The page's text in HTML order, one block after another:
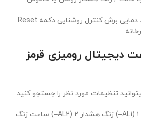
دکمه Down : تبدیل واحد دمایی برش کنترل روشنایی دکمه Reset:
دیجیتال رومیزی قرمز
ساعت تاریخ – دما – زنگ ۱ (AL1–) زنگ هشدار ۲ (AL2–) ساعت زنگ